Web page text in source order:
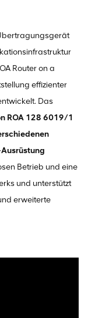
Router on a
effizienter
Das
ROA 128 6019/1
Betrieb und eine
und unterstützt
erweiterte